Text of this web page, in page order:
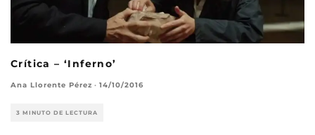
Crítica – ‘Inferno’
Ana Llorente Pérez · 14/10/2016
3 MINUTO DE LECTURA